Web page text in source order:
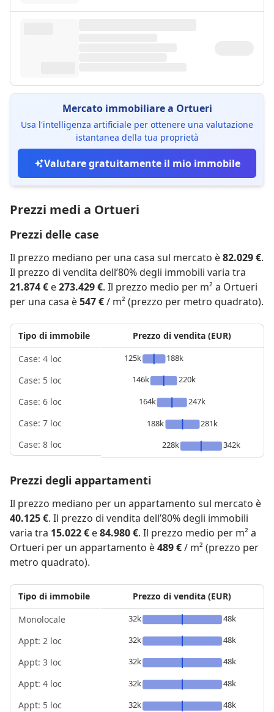
Mercato immobiliare a Ortueri
Usa l'intelligenza artificiale per ottenere una valutazione
istantanea della tua proprietà
Valutare gratuitamente il mio immobile
Prezzi medi a Ortueri
Prezzi delle case
Il prezzo mediano per una casa sul mercato è82.029 €.
Il prezzo di vendita dell’80% degli immobili varia tra
21.874 € e273.429 €. Il prezzo medio per m² a Ortueri
per una casa è547 €/ m² (prezzo per metro quadrato).
Tipo di immobile
Case: 4 loc
Case: 5 loc
Case: 6 loc
Case: 7 loc
Case: 8 loc
Prezzo di vendita (EUR)
125k
188k
146k
220k
164k
247k
188k
281k
228k
342k
Prezzi degli appartamenti
Il prezzo mediano per un appartamento sul mercato è
40.125 €. Il prezzo di vendita dell’80% degli immobili
varia tra 15.022 € e84.980 €. Il prezzo medio per m² a
Ortueri per un appartamento è489 €/ m² (prezzo per
metro quadrato).
Tipo di immobile
Monolocale
Appt: 2 loc
Appt: 3 loc
Appt: 4 loc
Appt: 5 loc
Prezzo di vendita (EUR)
32k
48k
32k
48k
32k
48k
32k
48k
32k
48k